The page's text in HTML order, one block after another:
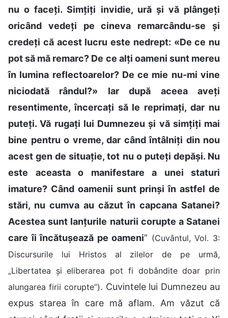
nu o faceți. Simțiți invidie, ură și vă plângeți
oricând vedeți pe cineva remarcându-se și
credeți că acest lucru este nedrept: «De ce nu
pot să mă remarc? De ce alți oameni sunt mereu
în lumina reflectoarelor? De ce mie nu-mi vine
niciodată rândul?» Iar după aceea aveți
resentimente, încercați să le reprimați, dar nu
puteți. Vă rugați lui Dumnezeu și vă simțiți mai
bine pentru o vreme, dar când întâlniți din nou
acest gen de situație, tot nu o puteți depăși. Nu
este aceasta o manifestare a unei staturi
imature? Când oamenii sunt prinși în astfel de
stări, nu cumva au căzut în capcana Satanei?
Acestea sunt lanțurile naturii corupte a Satanei
care îi încătușează pe oameni” (Cuvântul, Vol. 3:
Discursurile lui Hristos al zilelor de pe urmă,
„Libertatea și eliberarea pot fi dobândite doar prin
alungarea firii corupte”). Cuvintele lui Dumnezeu au
expus starea în care mă aflam. Am văzut că